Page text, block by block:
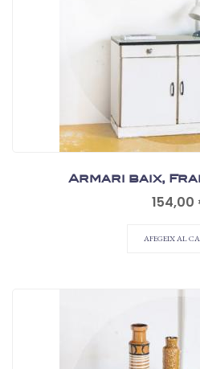
AFEGEIX AL
Armari baix,
Preu
154,00
AFEGEIX AL
Moble auxiliar